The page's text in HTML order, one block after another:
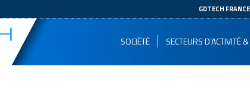
GDTECH
SOCIÉTÉ SECTEURS D’ACTIVITÉ